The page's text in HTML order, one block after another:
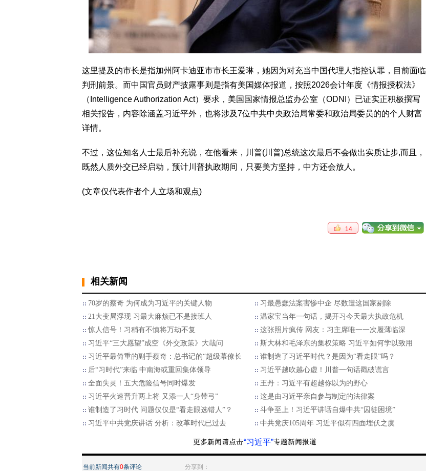
这里提及的市长是指加州阿卡迪亚市市长王爱琳，她因为对充当中国代理人指控认罪，目前面临
判刑前景。而中国官员财产披露事则是指有美国媒体报道，按照2026会计年度《情报授权法》
（Intelligence Authorization Act）要求，美国国家情报总监办公室（ODNI）已证实正积极撰写
相关报告，内容除涵盖习近平外，也将涉及7位中共中央政治局常委和政治局委员的的个人财富
详情。
不过，这位知名人士最后补充说，在他看来，川普(川普)总统这次最后不会做出实质让步,而且，
既然人质外交已经启动，预计川普执政期间，只要美方坚持，中方还会放人。
(文章仅代表作者个人立场和观点)
14
相关新闻
70岁的蔡奇 为何成为习近平的关键人物
习最愚蠢法案害惨中企 尽数遭这国家剔除
21大变局浮现 习最大麻烦已不是接班人
温家宝当年一句话，揭开习今天最大执政危机
惊人信号！习稍有不慎将万劫不复
这张照片疯传 网友：习主席唯一一次履薄临深
习近平“三大愿望”成空《外交政策》大哉问
斯大林和毛泽东的集权策略 习近平如何学以致用
习近平最倚重的副手蔡奇：总书记的“超级幕僚长
谁制造了习近平时代？是因为“看走眼”吗？
后“习时代”来临 中南海或重回集体领导
习近平越吹越心虚！川普一句话戳破谎言
全面失灵！五大危险信号同时爆发
王丹：习近平有超越你以为的野心
习近平火速晋升两上将 又添一人“身带弓”
这是由习近平亲自参与制定的法律案
谁制造了习时代 问题仅仅是“看走眼选错人”？
斗争至上！习近平讲话自爆中共“囚徒困境”
习近平中共党庆讲话 分析：改革时代已过去
中共党庆105周年 习近平似有四面埋伏之虞
“习近平”
当前新闻共有0条评论 分享到：